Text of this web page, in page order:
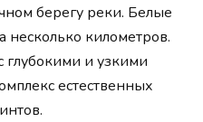
берегу реки. Белые
несколько километров.
и узкими
естественных